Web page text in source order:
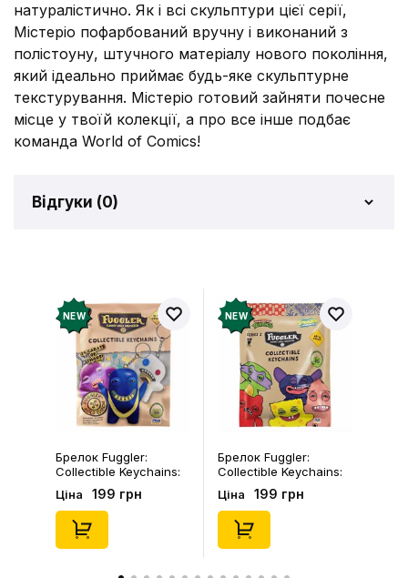
натуралістично. Як і всі скульптури цієї серії,
Містеріо пофарбований вручну і виконаний з
полістоуну, штучного матеріалу нового покоління,
який ідеально приймає будь-яке скульптурне
текстурування. Містеріо готовий зайняти почесне
місце у твоїй колекції, а про все інше подбає
команда World of Comics!
Відгуки (0)
Додайте відгук і отримайте 50 грн на свій
рахунок
Залишити відгук
NEW
Брелок Fuggler:
Collectible Keychains:
Gold Edition: Series 3
(Blind Box: 1 з 24),
(11550)
Ціна 199 грн
NEW
Брелок Fuggler:
Collectible Keychains:
Series 2 (Blind Box: 1 з
46), (15475)
Ціна 199 грн